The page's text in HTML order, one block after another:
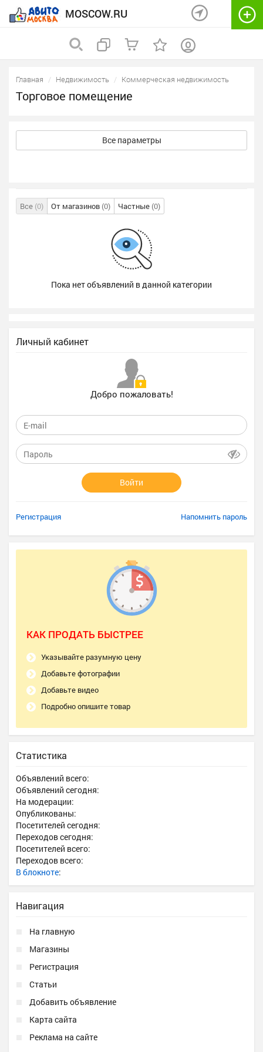
MOSCOW.RU
Главная Недвижимость Коммерческая недвижимость
Торговое помещение
Все параметры
Все (0) От магазинов (0) Частные (0)
Пока нет объявлений в данной категории
Личный кабинет
Добро пожаловать!
Войти
Регистрация Напомнить пароль
КАК ПРОДАТЬ БЫСТРЕЕ
Указывайте разумную цену
Добавьте фотографии
Добавьте видео
Подробно опишите товар
Статистика
Объявлений всего:
Объявлений сегодня:
На модерации:
Опубликованы:
Посетителей сегодня:
Переходов сегодня:
Посетителей всего:
Переходов всего:
В блокноте:
Навигация
На главную
Магазины
Регистрация
Статьи
Добавить объявление
Карта сайта
Реклама на сайте